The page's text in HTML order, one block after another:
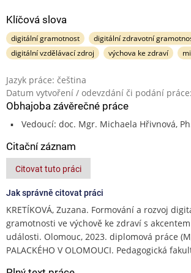
Klíčová slova
digitální gramotnost
digitální zdravotní
digitální vzdělávací zdroj
výchova ke zdraví
Jazyk práce: čeština
Datum vytvoření / odevzdání či podání
Obhajoba závěrečné práce
Vedoucí: doc. Mgr. Michaela Hřivnová,
Citační záznam
Citovat tuto práci
Jak správně citovat práci
KRETÍKOVÁ, Zuzana. Formování a rozvoj
gramotnosti ve výchově ke zdraví s
události. Olomouc, 2023. diplomová práce
PALACKÉHO V OLOMOUCI. Pedagogická